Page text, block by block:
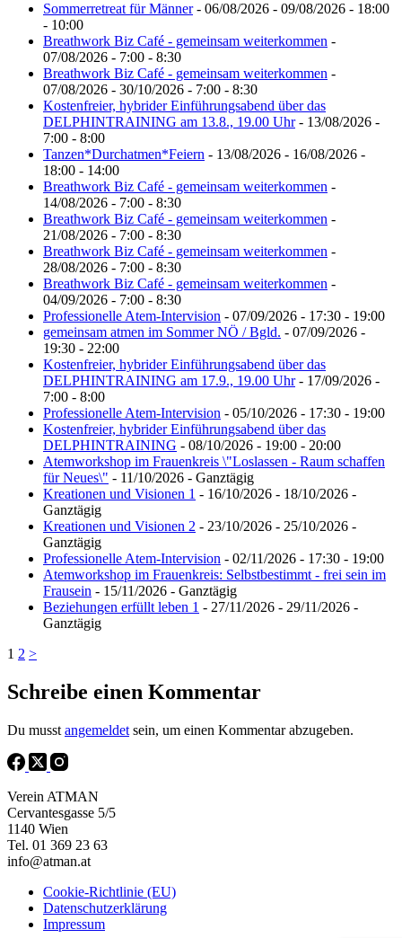
Sommerretreat für Männer- 06/08/2026 - 09/08/2026 - 18:00
- 10:00
Breathwork Biz Café - gemeinsam weiterkommen -
07/08/2026 - 7:00 - 8:30
Breathwork Biz Café - gemeinsam weiterkommen -
07/08/2026 - 30/10/2026 - 7:00 - 8:30
Kostenfreier, hybrider Einführungsabend über das
DELPHINTRAINING am 13.8., 19.00 Uhr- 13/08/2026 -
7:00 - 8:00
Tanzen*Durchatmen*Feiern - 13/08/2026 - 16/08/2026 -
18:00 - 14:00
Breathwork Biz Café - gemeinsam weiterkommen -
14/08/2026 - 7:00 - 8:30
Breathwork Biz Café - gemeinsam weiterkommen -
21/08/2026 - 7:00 - 8:30
Breathwork Biz Café - gemeinsam weiterkommen -
28/08/2026 - 7:00 - 8:30
Breathwork Biz Café - gemeinsam weiterkommen -
04/09/2026 - 7:00 - 8:30
Professionelle Atem-Intervision - 07/09/2026 - 17:30 - 19:00
gemeinsam atmen im Sommer NÖ / Bgld. - 07/09/2026 -
19:30 - 22:00
Kostenfreier, hybrider Einführungsabend über das
DELPHINTRAINING am 17.9., 19.00 Uhr- 17/09/2026 -
7:00 - 8:00
Professionelle Atem-Intervision - 05/10/2026 - 17:30 - 19:00
Kostenfreier, hybrider Einführungsabend über das
DELPHINTRAINING - 08/10/2026 - 19:00 - 20:00
Atemworkshop im Frauenkreis \"Loslassen - Raum schaffen
für Neues\" - 11/10/2026 - Ganztägig
Kreationen und Visionen 1 - 16/10/2026 - 18/10/2026 -
Ganztägig
Kreationen und Visionen 2 - 23/10/2026 - 25/10/2026 -
Ganztägig
Professionelle Atem-Intervision - 02/11/2026 - 17:30 - 19:00
Atemworkshop im Frauenkreis: Selbstbestimmt - frei sein im
Frausein - 15/11/2026 - Ganztägig
Beziehungen erfüllt leben 1 - 27/11/2026 - 29/11/2026 -
Ganztägig
1 2 >
Schreibe einen Kommentar
Du musst angemeldet sein, um einen Kommentar abzugeben.
Verein ATMAN
Cervantesgasse 5/5
1140 Wien
Tel. 01 369 23 63
info@atman.at
Cookie-Richtlinie (EU)
Datenschutzerklärung
Impressum